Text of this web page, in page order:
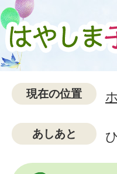
現在の位置
あしあと